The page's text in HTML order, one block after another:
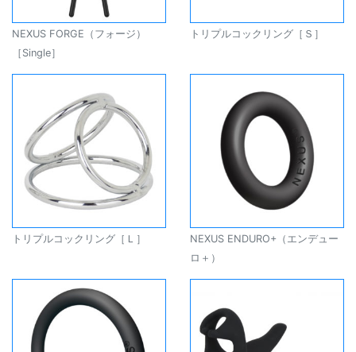
NEXUS FORGE（フォージ）
［Single］
トリプルコックリング［Ｓ］
トリプルコックリング［Ｌ］
NEXUS ENDURO+（エンデュー
ロ＋）